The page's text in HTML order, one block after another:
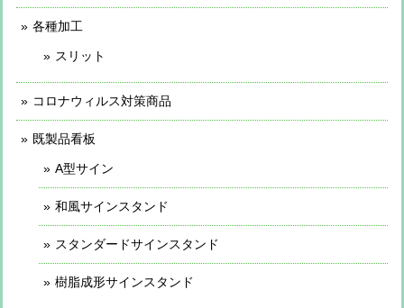
各種加工
スリット
コロナウィルス対策商品
既製品看板
A型サイン
和風サインスタンド
スタンダードサインスタンド
樹脂成形サインスタンド